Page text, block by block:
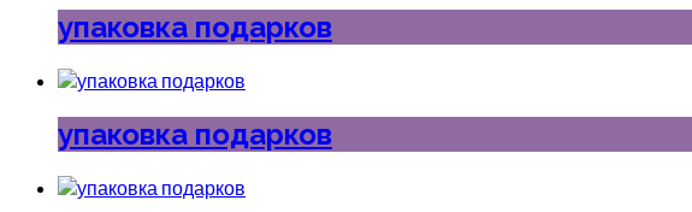
упаковка подарков
упаковка подарков